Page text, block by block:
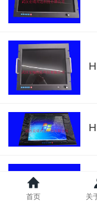
首页 关